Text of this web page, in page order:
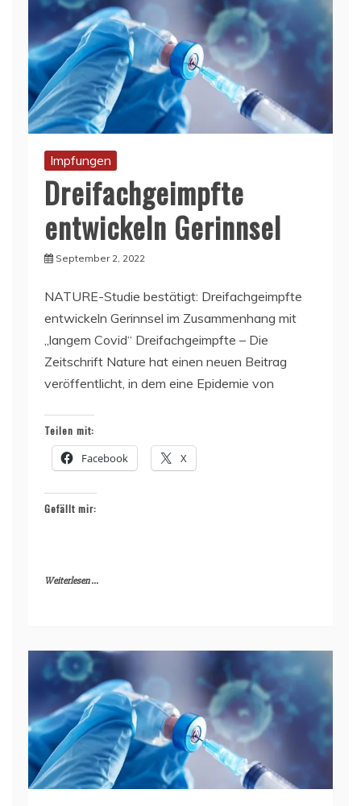
Impfungen
Dreifachgeimpfte
entwickeln Gerinnsel
September 2, 2022
NATURE-Studie bestätigt: Dreifachgeimpfte
entwickeln Gerinnsel im Zusammenhang mit
„langem Covid“ Dreifachgeimpfte – Die
Zeitschrift Nature hat einen neuen Beitrag
veröffentlicht, in dem eine Epidemie von
Teilen mit:
Facebook X
Gefällt mir:
Weiterlesen ...